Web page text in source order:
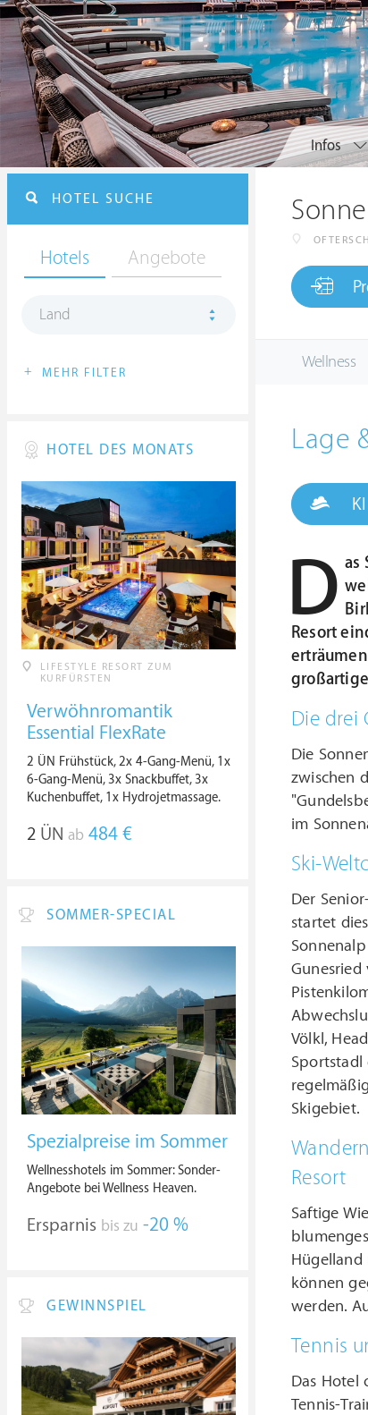
Infos
Wellness
Lage
D as
Resort
Die drei
Die
zwischen
im
Ski-
Der
startet
Sonnenalp
Völkl,
Skigebiet.
Resort
Saftige
Hügelland
können
werden.
Tennis
Das Hotel
Tennis-
HOTEL SUCHE
Hotels Angebote
Land
+ MEHR FILTER
HOTEL DES MONATS
LIFESTYLE RESORT ZUM
KURFÜRSTEN
Verwöhnromantik
Essential FlexRate
2 ÜN Frühstück, 2x 4-Gang-Menü, 1x
6-Gang-Menü, 3x Snackbuffet, 3x
Kuchenbuffet, 1x Hydrojetmassage.
2 ÜN ab 484 €
SOMMER-SPECIAL
Spezialpreise im Sommer
Wellnesshotels im Sommer: Sonder-
Angebote bei Wellness Heaven.
Ersparnis bis zu -20 %
GEWINNSPIEL